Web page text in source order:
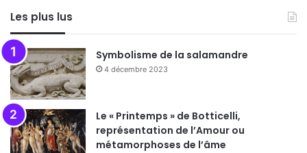
Les plus lus
Symbolisme de la salamandre
4 décembre 2023
Le « Printemps » de Botticelli,
représentation de l’Amour ou
métamorphoses de l’âme